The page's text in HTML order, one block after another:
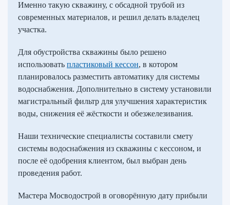
Именно такую скважину, с обсадной трубой из
современных материалов, и решил делать владелец
участка.
Для обустройства скважины было решено
использовать пластиковый кессон, в котором
планировалось разместить автоматику для системы
водоснабжения. Дополнительно в систему установили
магистральный фильтр для улучшения характеристик
воды, снижения её жёсткости и обезжелезивания.
Наши технические специалисты составили смету
системы водоснабжения из скважины с кессоном, и
после её одобрения клиентом, был выбран день
проведения работ.
Мастера Мосводострой в оговорённую дату прибыли